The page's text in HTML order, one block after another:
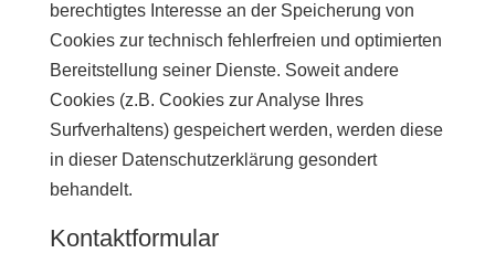
berechtigtes Interesse an der Speicherung von
Cookies zur technisch fehlerfreien und optimierten
Bereitstellung seiner Dienste. Soweit andere
Cookies (z.B. Cookies zur Analyse Ihres
Surfverhaltens) gespeichert werden, werden diese
in dieser Datenschutzerklärung gesondert
behandelt.
Kontaktformular